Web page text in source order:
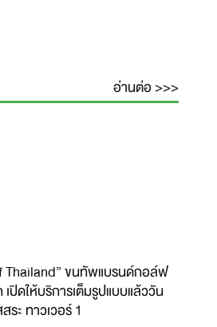
อ่านต่อ >>>
Thailand” ขนทัพแบรนด์กอล์ฟ
เปิดให้บริการเต็มรูปแบบแล้ววัน
ะ ทาวเวอร์ 1